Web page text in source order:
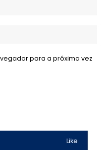
para a próxima vez
Like